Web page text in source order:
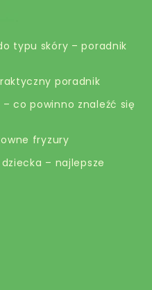
typu skóry – poradnik
poradnik
co powinno znaleźć się
fryzury
– najlepsze